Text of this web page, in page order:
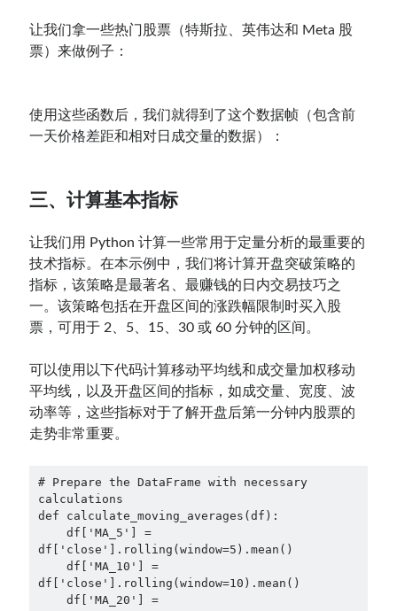
让我们拿一些热门股票（特斯拉、英伟达和 Meta 股
票）来做例子：
使用这些函数后，我们就得到了这个数据帧（包含前
一天价格差距和相对日成交量的数据）：
三、计算基本指标
让我们用 Python 计算一些常用于定量分析的最重要的
技术指标。在本示例中，我们将计算开盘突破策略的
指标，该策略是最著名、最赚钱的日内交易技巧之
一。该策略包括在开盘区间的涨跌幅限制时买入股
票，可用于 2、5、15、30 或 60 分钟的区间。
可以使用以下代码计算移动平均线和成交量加权移动
平均线，以及开盘区间的指标，如成交量、宽度、波
动率等，这些指标对于了解开盘后第一分钟内股票的
走势非常重要。
# Prepare the DataFrame with necessary
calculations
def calculate_moving_averages(df):
df['close'].rolling(window=5).mean()
df['close'].rolling(window=10).mean()